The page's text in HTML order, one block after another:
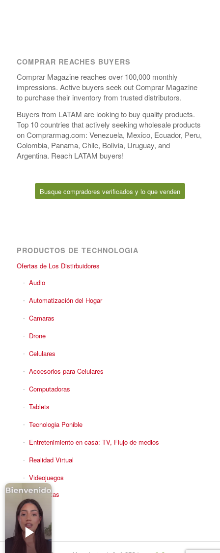
COMPRAR REACHES BUYERS
Comprar Magazine reaches over 100,000 monthly
impressions. Active buyers seek out Comprar Magazine
to purchase their inventory from trusted distributors.
Buyers from LATAM are looking to buy quality products.
Top 10 countries that actively seeking wholesale products
on Comprarmag.com: Venezuela, Mexico, Ecuador, Peru,
Colombia, Panama, Chile, Bolivia, Uruguay, and
Argentina. Reach LATAM buyers!
Busque compradores verificados y lo que venden
PRODUCTOS DE TECHNOLOGIA
Ofertas de Los Distirbuidores
Audio
Automatización del Hogar
Camaras
Drone
Celulares
Accesorios para Celulares
Computadoras
Tablets
Tecnologia Ponible
Entretenimiento en casa: TV, Flujo de medios
Realidad Virtual
Videojuegos
Reciba Ofertas